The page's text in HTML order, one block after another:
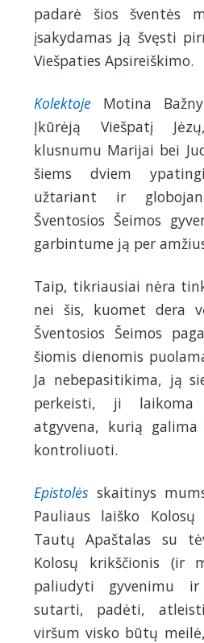
padarė šios šventės
įsakydamas ją švęsti
Viešpaties Apsireiškimo.
Kolektoje Motina
Įkūrėją Viešpatį
klusnumu Marijai bei
šiems dviem
užtariant ir
Šventosios Šeimos
garbintume ją per
Taip, tikriausiai nėra
nei šis, kuomet dera
Šventosios Šeimos
šiomis dienomis
Ja nebepasitikima, ją
perkeisti, ji laikoma
atgyvena, kurią
kontroliuoti.
Epistolės skaitinys
Pauliaus laiško
Tautų Apaštalas su
Kolosų krikščionis (ir
paliudyti gyvenimu
sutarti, padėti,
viršum visko būtų